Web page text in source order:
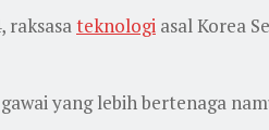
raksasateknologi asal Korea
yang lebih bertenaga